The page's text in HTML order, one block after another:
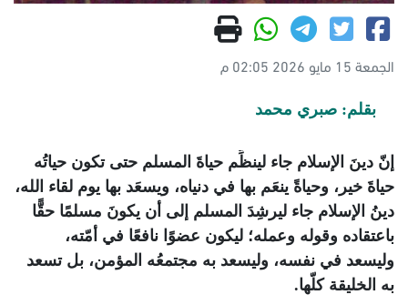
الجمعة 15 مايو 2026 02:05 م
بقلم: صبري محمد
إنّ دينَ الإسلام جاء لينظِّم حياةَ المسلم حتى تكون حياتُه
حياةَ خير، وحياةً ينعَم بها في دنياه، ويسعَد بها يوم لقاء الله،
دينُ الإسلام جاء ليرشِدَ المسلم إلى أن يكونَ مسلمًا حقًّا
باعتقاده وقوله وعمله؛ ليكون عضوًا نافعًا في أمّته،
وليسعد في نفسه، وليسعد به مجتمعُه المؤمن، بل تسعد
به الخليقة كلّها.